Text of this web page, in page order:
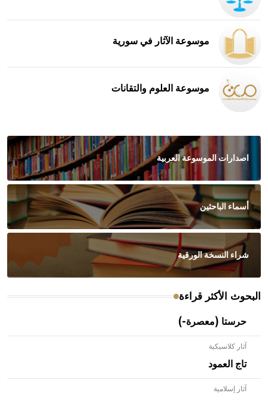
موسوعة الآثار في سورية
موسوعة العلوم والتقانات
اصدارات الموسوعة العربية
أسماء الباحثين
شراء النسخة الورقية
البحوث الأكثر قراءة
حرستا (معصرة-)
آثار كلاسيكية
تاج العمود
آثار إسلامية